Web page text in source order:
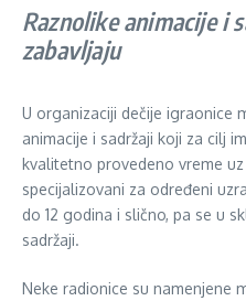
Raznolike animacije i
zabavljaju
U organizaciji dečije igraonice
animacije i sadržaji koji za cilj
kvalitetno provedeno vreme
specijalizovani za određeni
do 12 godina i slično, pa se u
sadržaji.
Neke radionice su namenjene